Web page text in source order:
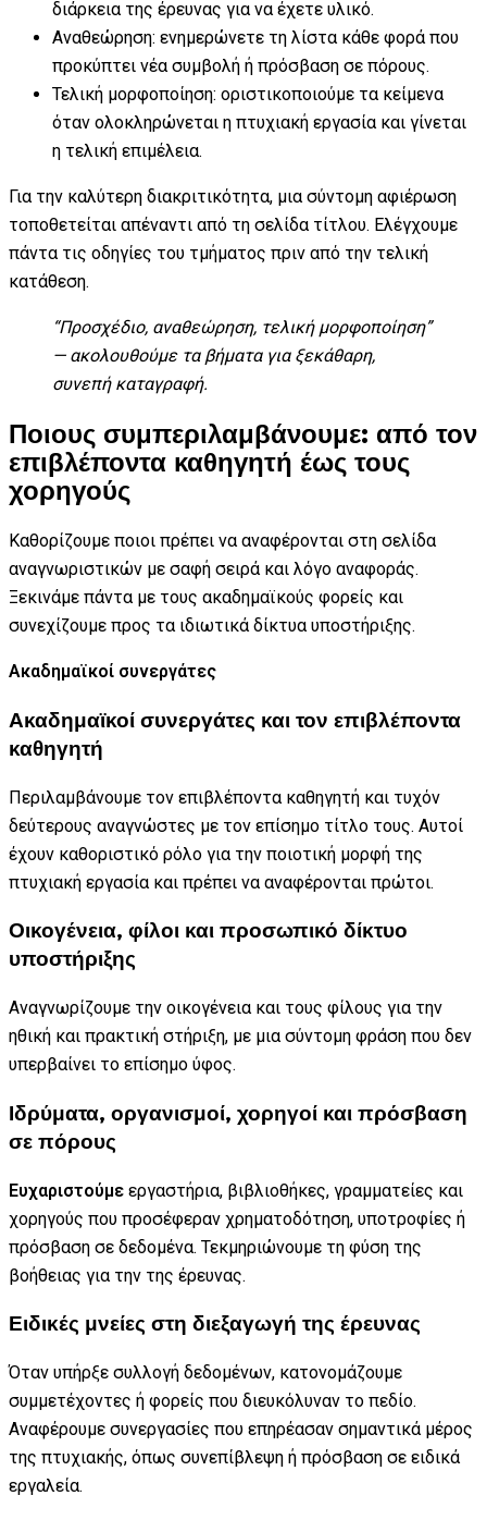
διάρκεια της έρευνας για να έχετε υλικό.
Αναθεώρηση: ενημερώνετε τη λίστα κάθε φορά που
προκύπτει νέα συμβολή ή πρόσβαση σε πόρους.
Τελική μορφοποίηση: οριστικοποιούμε τα κείμενα
όταν ολοκληρώνεται η πτυχιακή εργασία και γίνεται
η τελική επιμέλεια.
Για την καλύτερη διακριτικότητα, μια σύντομη αφιέρωση
τοποθετείται απέναντι από τη σελίδα τίτλου. Ελέγχουμε
πάντα τις οδηγίες του τμήματος πριν από την τελική
κατάθεση.
“Προσχέδιο, αναθεώρηση, τελική μορφοποίηση”
— ακολουθούμε τα βήματα για ξεκάθαρη,
συνεπή καταγραφή.
Ποιους συμπεριλαμβάνουμε: από τον
επιβλέποντα καθηγητή έως τους
χορηγούς
Καθορίζουμε ποιοι πρέπει να αναφέρονται στη σελίδα
αναγνωριστικών με σαφή σειρά και λόγο αναφοράς.
Ξεκινάμε πάντα με τους ακαδημαϊκούς φορείς και
συνεχίζουμε προς τα ιδιωτικά δίκτυα υποστήριξης.
Ακαδημαϊκοί συνεργάτες
Ακαδημαϊκοί συνεργάτες και τον επιβλέποντα
καθηγητή
Περιλαμβάνουμε τον επιβλέποντα καθηγητή και τυχόν
δεύτερους αναγνώστες με τον επίσημο τίτλο τους. Αυτοί
έχουν καθοριστικό ρόλο για την ποιοτική μορφή της
πτυχιακή εργασία και πρέπει να αναφέρονται πρώτοι.
Οικογένεια, φίλοι και προσωπικό δίκτυο
υποστήριξης
Αναγνωρίζουμε την οικογένεια και τους φίλους για την
ηθική και πρακτική στήριξη, με μια σύντομη φράση που δεν
υπερβαίνει το επίσημο ύφος.
Ιδρύματα, οργανισμοί, χορηγοί και πρόσβαση
σε πόρους
Ευχαριστούμε εργαστήρια, βιβλιοθήκες, γραμματείες και
χορηγούς που προσέφεραν χρηματοδότηση, υποτροφίες ή
πρόσβαση σε δεδομένα. Τεκμηριώνουμε τη φύση της
βοήθειας για την της έρευνας.
Ειδικές μνείες στη διεξαγωγή της έρευνας
Όταν υπήρξε συλλογή δεδομένων, κατονομάζουμε
συμμετέχοντες ή φορείς που διευκόλυναν το πεδίο.
Αναφέρουμε συνεργασίες που επηρέασαν σημαντικά μέρος
της πτυχιακής, όπως συνεπίβλεψη ή πρόσβαση σε ειδικά
εργαλεία.